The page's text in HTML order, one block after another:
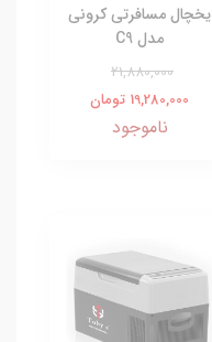
یخچال مسافرتی کرونی
مدل C9
21,880,000
19,280,000 تومان
ناموجود